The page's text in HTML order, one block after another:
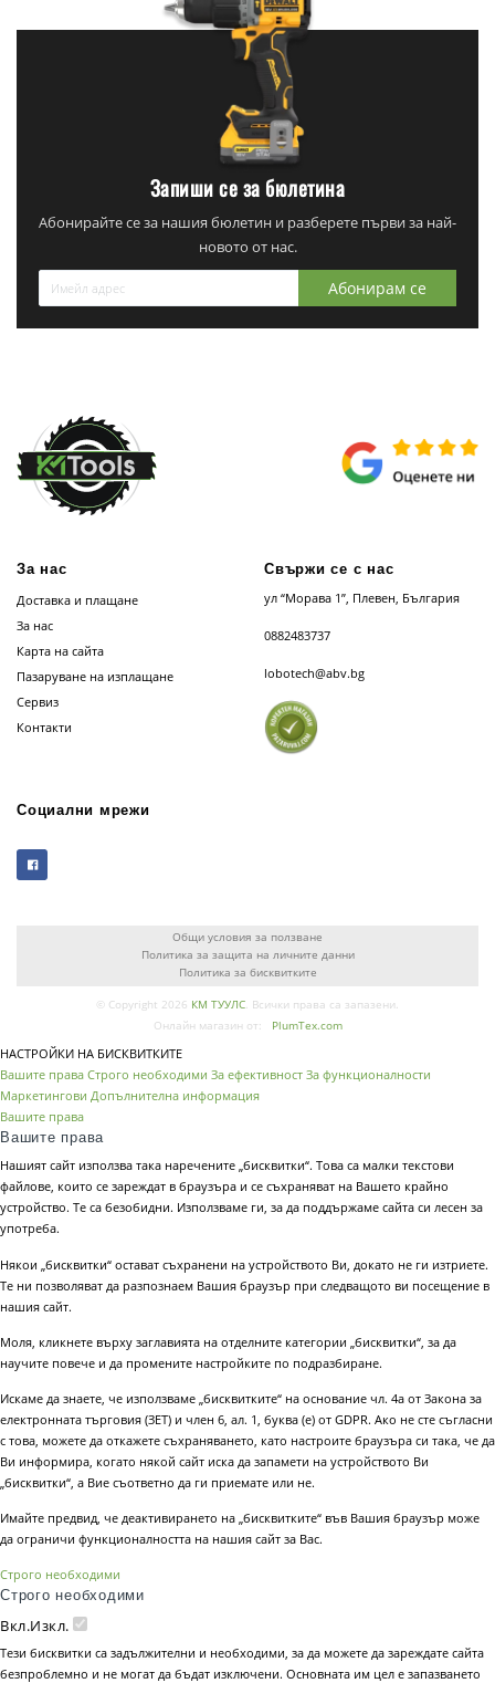
Запиши се за бюлетина
Абонирайте се за нашия бюлетин и разберете първи за най-
новото от нас.
Абонирам се
За нас
Доставка и плащане
За нас
Карта на сайта
Пазаруване на изплащане
Сервиз
Контакти
Свържи се с нас
ул “Морава 1”, Плевен, България
0882483737
lobotech@abv.bg
Социални мрежи
Общи условия за ползване
Политика за защита на личните данни
Политика за бисквитките
© Copyright 2026 КМ ТУУЛС. Всички права са запазени.
Онлайн магазин от:
PlumTex.com
НАСТРОЙКИ НА БИСКВИТКИТЕ
Вашите права Строго необходими За ефективност За функционалности
Маркетингови Допълнителна информация
Вашите права
Вашите права
Нашият сайт използва така наречените „бисквитки“. Това са малки текстови
файлове, които се зареждат в браузъра и се съхраняват на Вашето крайно
устройство. Те са безобидни. Използваме ги, за да поддържаме сайта си лесен за
употреба.
Някои „бисквитки“ остават съхранени на устройството Ви, докато не ги изтриете.
Те ни позволяват да разпознаем Вашия браузър при следващото ви посещение в
нашия сайт.
Моля, кликнете върху заглавията на отделните категории „бисквитки“, за да
научите повече и да промените настройките по подразбиране.
Искаме да знаете, че използваме „бисквитките“ на основание чл. 4а от Закона за
електронната търговия (ЗЕТ) и член 6, ал. 1, буква (е) от GDPR. Ако не сте съгласни
с това, можете да откажете съхраняването, като настроите браузъра си така, че да
Ви информира, когато някой сайт иска да запамети на устройството Ви
„бисквитки“, а Вие съответно да ги приемате или не.
Имайте предвид, че деактивирането на „бисквитките“ във Вашия браузър може
да ограничи функционалността на нашия сайт за Вас.
Строго необходими
Строго необходими
Вкл.Изкл.
Тези бисквитки са задължителни и необходими, за да можете да зареждате сайта
безпроблемно и не могат да бъдат изключени. Основната им цел е запазването